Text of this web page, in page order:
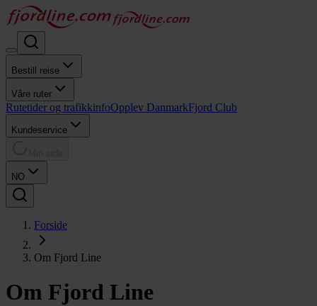
Bestill reise
Våre ruter
Rutetider og trafikkinfoOpplev DanmarkFjord Club
Kundeservice
NO
Forside
Om Fjord Line
Om Fjord Line